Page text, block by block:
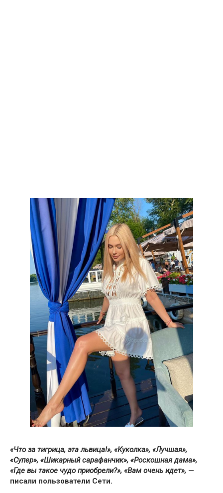
«Что за тигрица, эта львица!», «Куколка», «Лучшая»,
«Супер», «Шикарный сарафанчик», «Роскошная дама»,
«Где вы такое чудо приобрели?», «Вам очень идет», —
писали пользователи Сети.